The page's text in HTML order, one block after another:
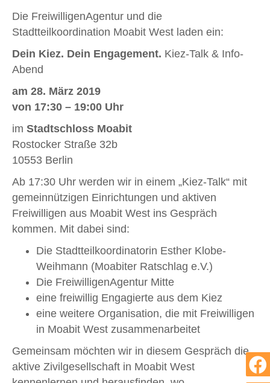
Die FreiwilligenAgentur und die
Stadtteilkoordination Moabit West laden ein:
Dein Kiez. Dein Engagement. Kiez-Talk & Info-
Abend
am 28. März 2019
von 17:30 – 19:00 Uhr
im Stadtschloss Moabit
Rostocker Straße 32b
10553 Berlin
Ab 17:30 Uhr werden wir in einem „Kiez-Talk“ mit
gemeinnützigen Einrichtungen und aktiven
Freiwilligen aus Moabit West ins Gespräch
kommen. Mit dabei sind:
Die Stadtteilkoordinatorin Esther Klobe-
Weihmann (Moabiter Ratschlag e.V.)
Die FreiwilligenAgentur Mitte
eine freiwillig Engagierte aus dem Kiez
eine weitere Organisation, die mit Freiwilligen
in Moabit West zusammenarbeitet
Gemeinsam möchten wir in diesem Gespräch die
aktive Zivilgesellschaft in Moabit West